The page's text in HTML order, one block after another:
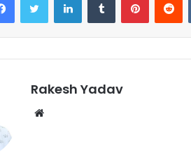
Rakesh Yadav